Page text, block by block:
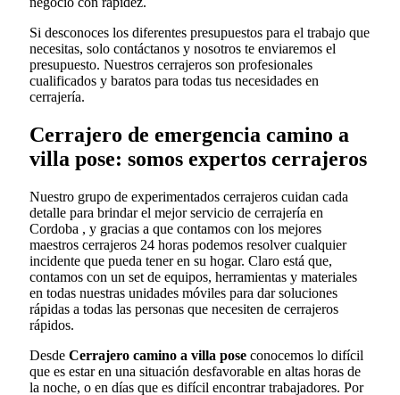
Si desconoces los diferentes presupuestos para el trabajo que
necesitas, solo contáctanos y nosotros te enviaremos el
presupuesto. Nuestros cerrajeros son profesionales
cualificados y baratos para todas tus necesidades en
cerrajería.
Cerrajero de emergencia camino a
villa pose: somos expertos cerrajeros
Nuestro grupo de experimentados cerrajeros cuidan cada
detalle para brindar el mejor servicio de cerrajería en
Cordoba , y gracias a que contamos con los mejores
maestros cerrajeros 24 horas podemos resolver cualquier
incidente que pueda tener en su hogar. Claro está que,
contamos con un set de equipos, herramientas y materiales
en todas nuestras unidades móviles para dar soluciones
rápidas a todas las personas que necesiten de cerrajeros
rápidos.
Desde Cerrajero camino a villa pose conocemos lo difícil
que es estar en una situación desfavorable en altas horas de
la noche, o en días que es difícil encontrar trabajadores. Por